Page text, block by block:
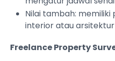
Nilai tambah:
interior atau arsitektur
Freelance Property